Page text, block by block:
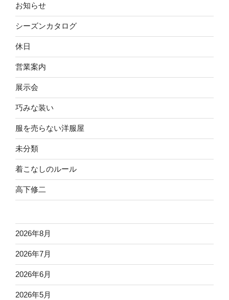
お知らせ
シーズンカタログ
休日
営業案内
展示会
巧みな装い
服を売らない洋服屋
未分類
着こなしのルール
高下修二
2026年8月
2026年7月
2026年6月
2026年5月